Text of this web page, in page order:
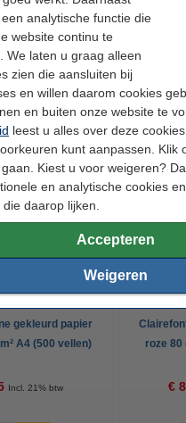
analytische functie die
website continu te
We laten u graag alleen
zien die aansluiten bij
en willen daarom cookies
en buiten onze website te
leest u alles over deze
kunt aanpassen. Klik
Kiest u voor weigeren?
en analytische cookies
daarop lijken.
Accepteren
Weigeren
Aanbieding: 3x Clairefontaine
lila 80 g/m² A4 (500 vellen)
€ 23,50
Populaire producten
gekleurd papier
A4 (500 vellen)
Incl. 21% btw
roze 80
€